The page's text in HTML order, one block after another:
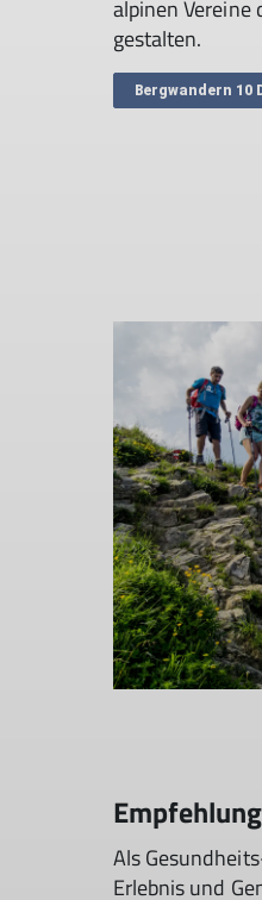
alpinen
gestalten.
Bergwandern 10
Als
Erlebnis und